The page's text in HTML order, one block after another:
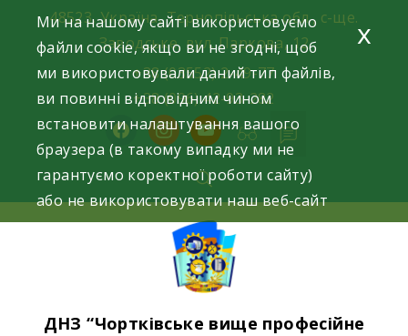
content
48523, Україна, Тернопільська обл., с-ще.
Заводське, вул. Паркова, 12
+38 (03552) 2-49-77
+38 (096) 42-93-282
facebookinstagramyoutube
ДНЗ “Чортківське вище професійне
Ми на нашому сайті використовуємо
файли cookie, якщо ви не згодні, щоб
ми використовували даний тип файлів,
ви повинні відповідним чином
встановити налаштування вашого
браузера (в такому випадку ми не
гарантуємо коректної роботи сайту)
або не використовувати наш веб-сайт
x